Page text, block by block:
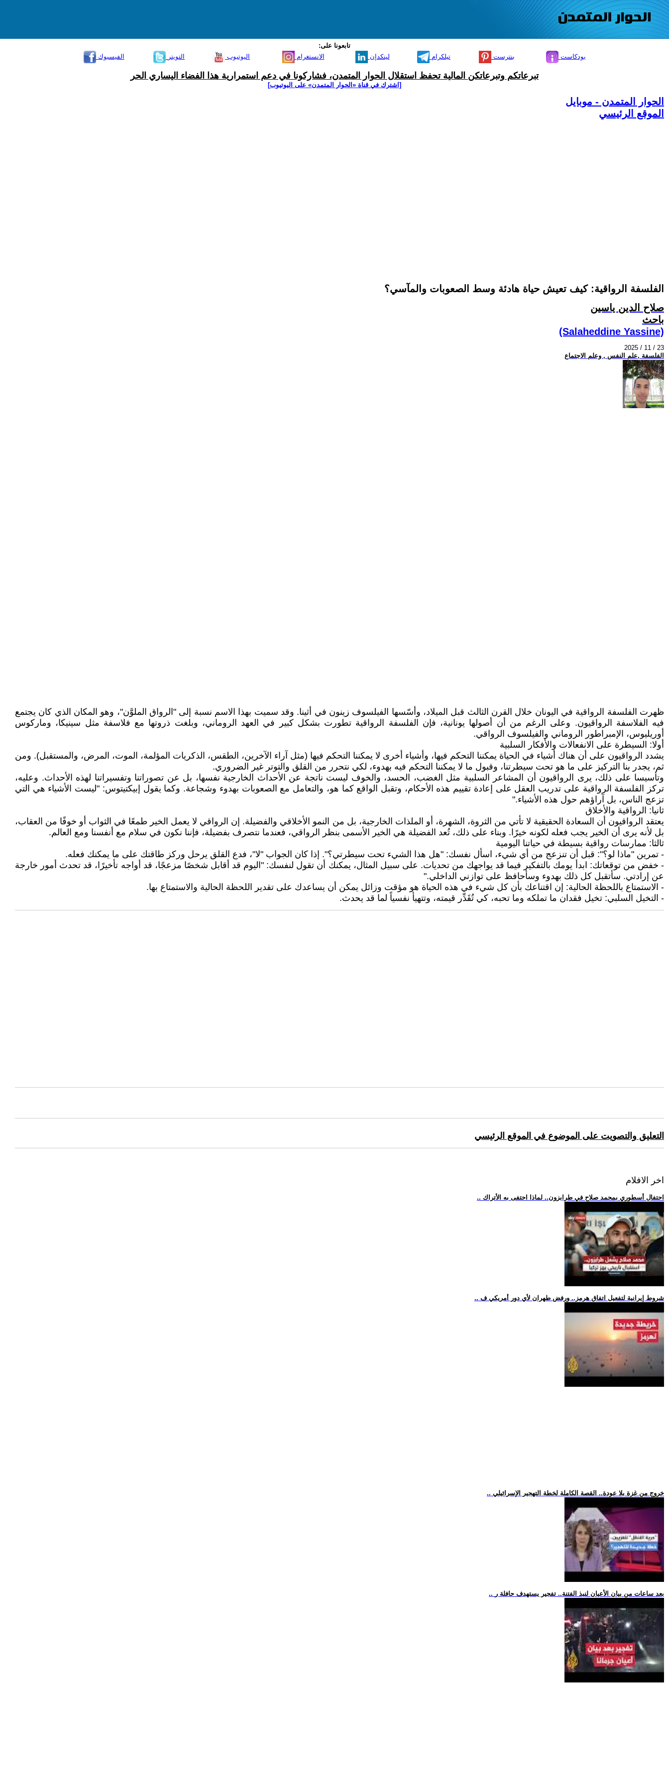
تابعونا على:
الفيسبوك
التويتر اليوتيوب الانستغرام لينكدإن تيلكرام بنترست بودكاست
تبرعاتكم وتبرعاتكن المالية تحفظ استقلال الحوار المتمدن، فشاركونا في دعم استمرارية هذا الفضاء اليساري الحر
[اشترك في قناة ‫«الحوار المتمدن» على اليوتيوب]
الحوار المتمدن - موبايل
الموقع الرئيسي
الفلسفة الرواقية: كيف تعيش حياة هادئة وسط الصعوبات والمآسي؟
صلاح الدين ياسين
باحث
(Salaheddine Yassine)
2025 / 11 / 23
الفلسفة ,علم النفس , وعلم الاجتماع
ظهرت الفلسفة الرواقية في اليونان خلال القرن الثالث قبل الميلاد، وأسّسها الفيلسوف زينون في أثينا. وقد سميت بهذا الاسم نسبة إلى "الرواق الملوَّن"، وهو المكان الذي كان يجتمع
فيه الفلاسفة الرواقيون. وعلى الرغم من أن أصولها يونانية، فإن الفلسفة الرواقية تطورت بشكل كبير في العهد الروماني، وبلغت ذروتها مع فلاسفة مثل سينيكا، وماركوس
أوريليوس، الإمبراطور الروماني والفيلسوف الرواقي.
أولا: السيطرة على الانفعالات والأفكار السلبية
يشدد الرواقيون على أن هناك أشياء في الحياة يمكننا التحكم فيها، وأشياء أخرى لا يمكننا التحكم فيها (مثل آراء الآخرين، الطقس، الذكريات المؤلمة، الموت، المرض، والمستقبل). ومن
ثم، يجدر بنا التركيز على ما هو تحت سيطرتنا، وقبول ما لا يمكننا التحكم فيه بهدوء، لكي نتحرر من القلق والتوتر غير الضروري.
وتأسيسا على ذلك، يرى الرواقيون أن المشاعر السلبية مثل الغضب، الحسد، والخوف ليست ناتجة عن الأحداث الخارجية نفسها، بل عن تصوراتنا وتفسيراتنا لهذه الأحداث. وعليه،
تركز الفلسفة الرواقية على تدريب العقل على إعادة تقييم هذه الأحكام، وتقبل الواقع كما هو، والتعامل مع الصعوبات بهدوء وشجاعة. وكما يقول إبيكتيتوس: "ليست الأشياء هي التي
تزعج الناس، بل آراؤهم حول هذه الأشياء."
ثانيا: الرواقية والأخلاق
يعتقد الرواقيون أن السعادة الحقيقية لا تأتي من الثروة، الشهرة، أو الملذات الخارجية، بل من النمو الأخلاقي والفضيلة. إن الرواقي لا يعمل الخير طمعًا في الثواب أو خوفًا من العقاب،
بل لأنه يرى أن الخير يجب فعله لكونه خيرًا. وبناء على ذلك، تُعد الفضيلة هي الخير الأسمى بنظر الرواقي، فعندما نتصرف بفضيلة، فإننا نكون في سلام مع أنفسنا ومع العالم.
ثالثا: ممارسات رواقية بسيطة في حياتنا اليومية
- تمرين "ماذا لو؟": قبل أن تنزعج من أي شيء، اسأل نفسك: "هل هذا الشيء تحت سيطرتي؟". إذا كان الجواب "لا"، فدع القلق يرحل وركز طاقتك على ما يمكنك فعله.
- خفض من توقعاتك: ابدأ يومك بالتفكير فيما قد يواجهك من تحديات. على سبيل المثال، يمكنك أن تقول لنفسك: "اليوم قد أقابل شخصًا مزعجًا، قد أواجه تأخيرًا، قد تحدث أمور خارجة
عن إرادتي. سأتقبل كل ذلك بهدوء وسأحافظ على توازني الداخلي."
- الاستمتاع باللحظة الحالية: إن اقتناعك بأن كل شيء في هذه الحياة هو مؤقت وزائل يمكن أن يساعدك على تقدير اللحظة الحالية والاستمتاع بها.
- التخيل السلبي: تخيل فقدان ما تملكه وما تحبه، كي تُقَدِّر قيمته، وتتهيأ نفسياً لما قد يحدث.
التعليق والتصويت على الموضوع في الموقع الرئيسي
اخر الافلام
.. احتفال أسطوري بمحمد صلاح في طرابزون.. لماذا احتفى به الأتراك
.. شروط إيرانية لتفعيل اتفاق هرمز.. ورفض طهران لأي دور أمريكي ف
.. خروج من غزة بلا عودة.. القصة الكاملة لخطة التهجير الإسرائيلي
.. بعد ساعات من بيان الأعيان لنبذ الفتنة.. تفجير يستهدف حافلة ر